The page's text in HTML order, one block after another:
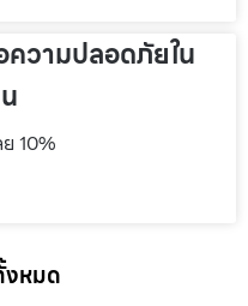
ความปลอดภัยใน
10%
หมด